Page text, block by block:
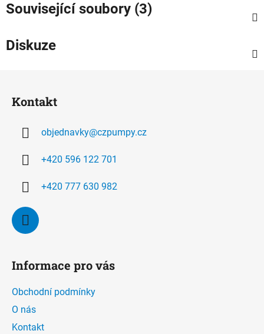
Související soubory (3)
Diskuze
Kontakt
objednavky@czpumpy.cz
+420 596 122 701
+420 777 630 982
Informace pro vás
Obchodní podmínky
O nás
Kontakt